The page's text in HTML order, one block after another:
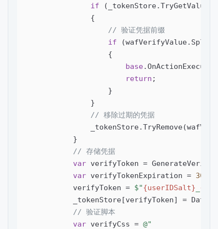
if
                {
// 验证凭据前缀
if (wafVerifyValue.Split(
                    {
base
return ;
                    }
                }
// 移除过期的凭据
            }
// 存储凭据
var verifyToken =
var verifyTokenExpiration = 30
            verifyToken =
$"{userIDSalt}
_tokenStore[verifyToken] =
// 验证脚本
var verifyCss = @"